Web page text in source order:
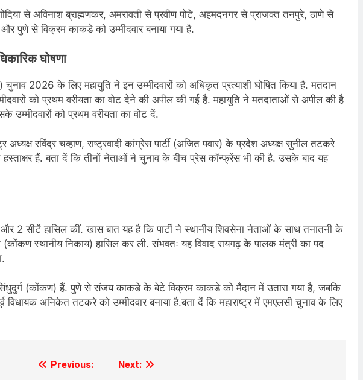
से अविनाश ब्राह्मणकर, अमरावती से प्रवीण पोटे, अहमदनगर से प्राजक्त तनपुरे, ठाणे से
पुणे से विक्रम काकडे को उम्मीदवार बनाया गया है.
घोषणा
चुनाव 2026 के लिए महायुति ने इन उम्मीदवारों को अधिकृत प्रत्याशी घोषित किया है. मतदान
को प्रथम वरीयता का वोट देने की अपील की गई है. महायुति ने मतदाताओं से अपील की है
को प्रथम वरीयता का वोट दें.
अध्यक्ष रविंद्र चव्हाण, राष्ट्रवादी कांग्रेस पार्टी (अजित पवार) के प्रदेश अध्यक्ष सुनील तटकरे
हैं. बता दें कि तीनों नेताओं ने चुनाव के बीच प्रेस कॉन्फ्रेंस भी की है. उसके बाद यह
और 2 सीटें हासिल कीं. खास बात यह है कि पार्टी ने स्थानीय शिवसेना नेताओं के साथ तनातनी के
(कोंकण स्थानीय निकाय) हासिल कर ली. संभवतः यह विवाद रायगढ़ के पालक मंत्री का पद
सिंधुदुर्ग (कोंकण) हैं. पुणे से संजय काकडे के बेटे विक्रम काकडे को मैदान में उतारा गया है, जबकि
विधायक अनिकेत तटकरे को उम्मीदवार बनाया है.बता दें कि महाराष्ट्र में एमएलसी चुनाव के लिए
Previous:
Next: